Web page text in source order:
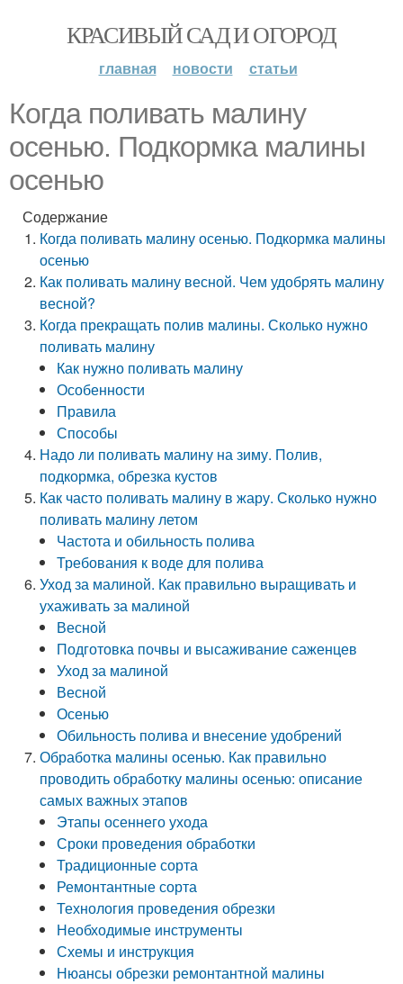
КРАСИВЫЙ САД И ОГОРОД
главная новости статьи
Когда поливать малину
осенью. Подкормка малины
осенью
Содержание
Когда поливать малину осенью. Подкормка малины
осенью
Как поливать малину весной. Чем удобрять малину
весной?
Когда прекращать полив малины. Сколько нужно
поливать малину
Как нужно поливать малину
Особенности
Правила
Способы
Надо ли поливать малину на зиму. Полив,
подкормка, обрезка кустов
Как часто поливать малину в жару. Сколько нужно
поливать малину летом
Частота и обильность полива
Требования к воде для полива
Уход за малиной. Как правильно выращивать и
ухаживать за малиной
Весной
Подготовка почвы и высаживание саженцев
Уход за малиной
Весной
Осенью
Обильность полива и внесение удобрений
Обработка малины осенью. Как правильно
проводить обработку малины осенью: описание
самых важных этапов
Этапы осеннего ухода
Сроки проведения обработки
Традиционные сорта
Ремонтантные сорта
Технология проведения обрезки
Необходимые инструменты
Схемы и инструкция
Нюансы обрезки ремонтантной малины